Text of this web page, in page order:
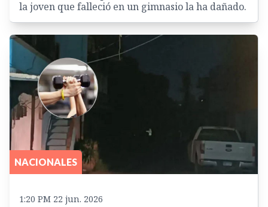
la joven que falleció en un gimnasio la ha dañado.
NACIONALES
1:20 PM 22 jun. 2026